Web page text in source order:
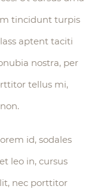
tincidunt turpis
aptent taciti
nostra, per
tellus mi,
id, sodales
leo in, cursus
nec porttitor